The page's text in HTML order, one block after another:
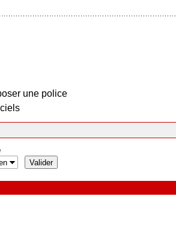
une police